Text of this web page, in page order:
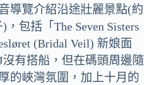
導覽介紹沿途壯麗景點(約
包括「The Seven Sisters
(Bridal Veil) 新娘面
有搭船，但在碼頭周邊隨
的峽灣氛圍，加上十月的